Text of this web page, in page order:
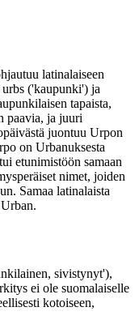
latinalaiseen
('kaupunki') ja
tapaista,
paavia, ja juuri
juontuu Urpon
on Urbanuksesta
etunimistöön samaan
nimet, joiden
Samaa latinalaista
sivistynyt'),
ei ole suomalaiselle
kotoiseen,